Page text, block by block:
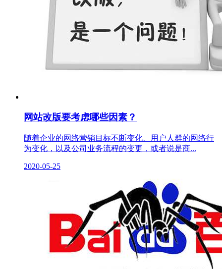
网站改版要考虑哪些因素？
随着企业的网络营销目标不断变化、用户人群的网络行
为变化，以及公司业务流程的变更，或者说是商...
2020-05-25